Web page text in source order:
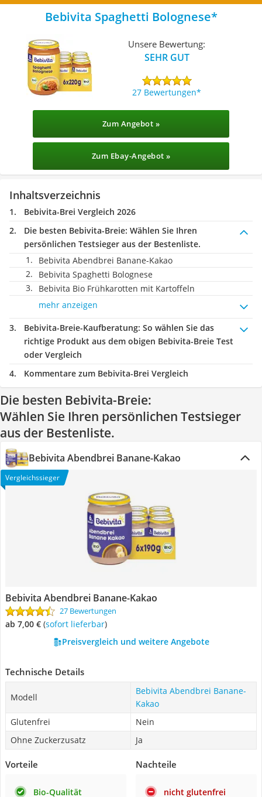
Bebivita Spaghetti Bolognese
Unsere Bewertung:
SEHR GUT
27 Bewertungen
Zum Angebot »
Zum Ebay-Angebot »
Inhaltsverzeichnis
Bebivita-Brei Vergleich 2026
Die besten Bebivita-Breie: Wählen Sie Ihren
persönlichen Testsieger aus der Bestenliste.
Bebivita Abendbrei Banane-Kakao
Bebivita Spaghetti Bolognese
Bebivita Bio Frühkarotten mit Kartoffeln
mehr anzeigen
Bebivita-Breie-Kaufberatung: So wählen Sie das
richtige Produkt aus dem obigen Bebivita-Breie Test
oder Vergleich
Kommentare zum Bebivita-Brei Vergleich
Die besten Bebivita-Breie:
Wählen Sie Ihren persönlichen Testsieger
aus der Bestenliste.
Bebivita Abendbrei Banane-Kakao
Vergleichssieger
Bebivita Abendbrei Banane-Kakao
27 Bewertungen
ab 7,00 € ( Sofort lieferbar)
Preisvergleich und weitere Angebote
Technische Details
Modell
Bebivita Abendbrei Banane-
Kakao
Glutenfrei
Nein
Ohne Zuckerzusatz
Ja
Vorteile
Bio-Qualität
Nachteile
nicht glutenfrei